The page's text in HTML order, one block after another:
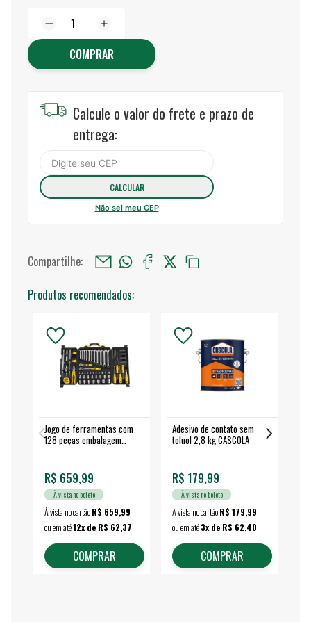
COMPRAR
Calcule o valor do frete e prazo de
entrega:
Não sei meu CEP
Compartilhe:
Produtos recomendados:
Jogo de ferramentas com
128 peças embalagem
R$ 659,99
À vista no boleto
À vista no cartãoR$ 659,99
ou em até12x de R$ 62,37
COMPRAR
Adesivo de contato sem
toluol 2,8 kg CASCOLA
R$ 179,99
À vista no boleto
À vista no cartãoR$ 179,99
ou em até3x de R$ 62,40
COMPRAR